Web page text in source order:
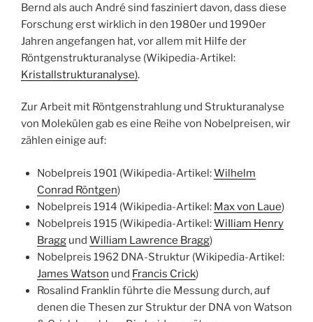
Bernd als auch André sind fasziniert davon, dass diese
Forschung erst wirklich in den 1980er und 1990er
Jahren angefangen hat, vor allem mit Hilfe der
Röntgenstrukturanalyse (Wikipedia-Artikel:
Kristallstrukturanalyse).
Zur Arbeit mit Röntgenstrahlung und Strukturanalyse
von Molekülen gab es eine Reihe von Nobelpreisen, wir
zählen einige auf:
Nobelpreis 1901 (Wikipedia-Artikel:Wilhelm
Conrad Röntgen)
Nobelpreis 1914 (Wikipedia-Artikel: Max von Laue)
Nobelpreis 1915 (Wikipedia-Artikel:WiIliam Henry
Braggund William Lawrence Bragg)
Nobelpreis 1962 DNA-Struktur (Wikipedia-Artikel:
James Watson und Francis Crick)
Rosalind Franklin führte die Messung durch, auf
denen die Thesen zur Struktur der DNA von Watson